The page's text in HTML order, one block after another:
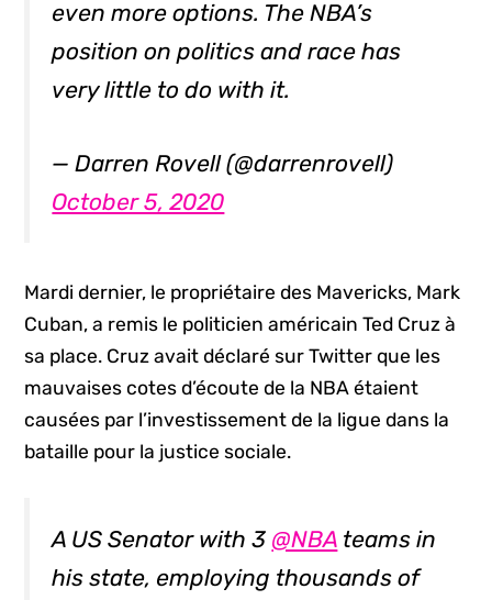
even more options. The NBA’s
position on politics and race has
very little to do with it.
— Darren Rovell (@darrenrovell)
October 5, 2020
Mardi dernier, le propriétaire des Mavericks, Mark
Cuban, a remis le politicien américain Ted Cruz à
sa place. Cruz avait déclaré sur Twitter que les
mauvaises cotes d’écoute de la NBA étaient
causées par l’investissement de la ligue dans la
bataille pour la justice sociale.
A US Senator with 3 @NBA teams in
his state, employing thousands of